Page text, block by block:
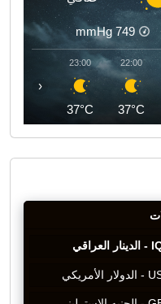
749
mmHg
22:00
37°C
23:00
37°C
‹